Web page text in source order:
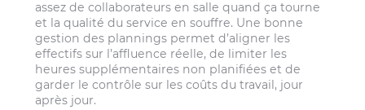
assez de collaborateurs en salle quand ça tourne
et la qualité du service en souffre. Une bonne
gestion des plannings permet d’aligner les
effectifs sur l’affluence réelle, de limiter les
heures supplémentaires non planifiées et de
garder le contrôle sur les coûts du travail, jour
après jour.